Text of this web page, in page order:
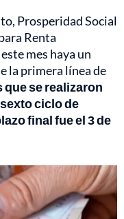
Prosperidad Social
Renta
mes haya un
la primera línea de
se realizaron
ciclo de
final fue el 3 de